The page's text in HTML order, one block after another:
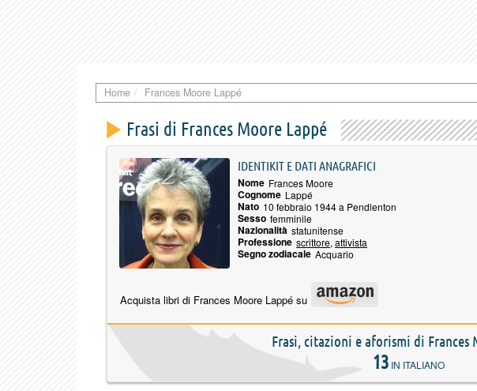
Home Frances Moore Lappé
Frasi di Frances Moore Lappé
IDENTIKIT E DATI ANAGRAFICI
Nome Frances Moore
Cognome Lappé
Nato 10 febbraio 1944 a Pendlenton
Sesso femminile
Nazionalità statunitense
Professione scrittore, attivista
Segno zodiacale Acquario
Acquista libri di Frances Moore Lappé su
Frasi, citazioni e aforismi di Frances
13IN ITALIANO